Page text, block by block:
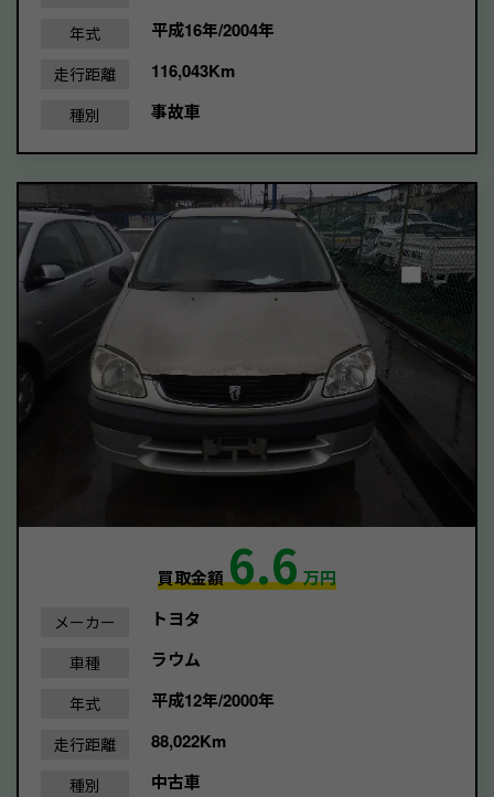
年式 平成16年/2004年
走行距離 116,043Km
種別 事故車
買取金額6.6万円
メーカー トヨタ
車種 ラウム
年式 平成12年/2000年
走行距離 88,022Km
種別 中古車